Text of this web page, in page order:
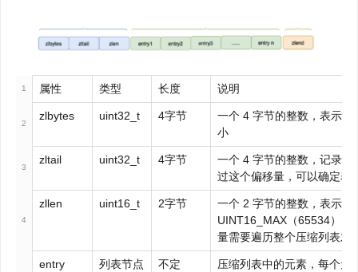
1
2
3
4
属性 类型 长度 说明
zlbytes uint32_t 4字节
一个 4 字节的整数，表示
小
zltail uint32_t 4字节
一个 4 字节的整数，记录
过这个偏移量，可以确定表
zllen uint16_t 2字节
一个 2 字节的整数，表示
UINT16_MAX（65534），
量需要遍历整个压缩列表才
entry 列表节点 不定
压缩列表中的元素，每个元